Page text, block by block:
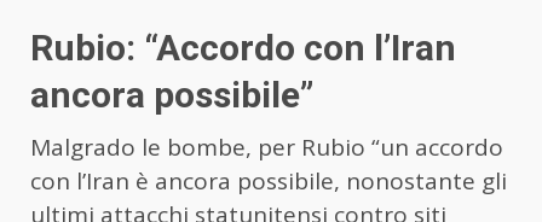
Rubio: “Accordo con l’Iran
ancora possibile”
Malgrado le bombe, per Rubio “un accordo
con l’Iran è ancora possibile, nonostante gli
ultimi attacchi statunitensi contro siti